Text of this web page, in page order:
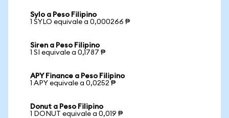
Sylo a Peso Filipino
1 SYLO equivale a 0,000266 ₱
Siren a Peso Filipino
1 SI equivale a 0,1787 ₱
APY Finance a Peso Filipino
1 APY equivale a 0,0252 ₱
Donut a Peso Filipino
1 DONUT equivale a 0,019 ₱